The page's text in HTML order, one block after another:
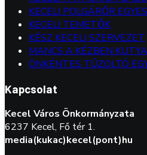
KECELI POLGÁRŐR
KECELI TEMETŐK
KÉSZ KECELI SZERVEZET
MANCS A KÉZBEN
ÖNKÉNTES TŰZOLTÓ
Kapcsolat
Kecel Város Önkormányzata
6237 Kecel, Fő tér 1.
media(kukac)kecel(pont)hu